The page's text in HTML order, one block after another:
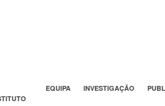
EQUIPA INVESTIGAÇÃO